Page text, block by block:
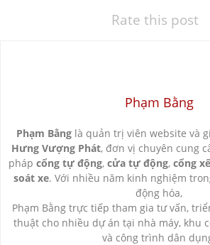
Rate this post
Phạm Bằng
Phạm Bằnglà quản trị viên website và
Hưng Vượng Phát, đơn vị chuyên cung
pháp cổng tự động, cửa tự động, cổng
soát xe. Với nhiều năm kinh nghiệm
động hóa,
Phạm Bằng trực tiếp tham gia tư vấn,
thuật cho nhiều dự án tại nhà máy, khu
và công trình dân